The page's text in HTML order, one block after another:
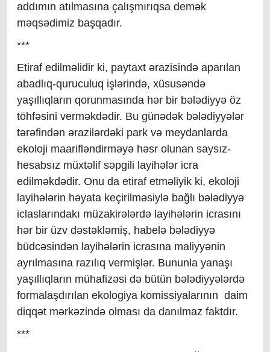
addımın atılmasına çalışmırıqsa demək
məqsədimiz başqadır.
***
Etiraf edilməlidir ki, paytaxt ərazisində aparılan
abadlıq-quruculuq işlərində, xüsusəndə
yaşıllıqların qorunmasında hər bir bələdiyyə öz
töhfəsini verməkdədir. Bu günədək bələdiyyələr
tərəfindən ərazilərdəki park və meydanlarda
ekoloji maarifləndirməyə həsr olunan saysız-
hesabsız müxtəlif səpgili layihələr icra
edilməkdədir. Onu da etiraf etməliyik ki, ekoloji
layihələrin həyata keçirilməsiylə bağlı bələdiyyə
iclaslarındakı müzakirələrdə layihələrin icrasını
hər bir üzv dəstəkləmiş, habelə bələdiyyə
büdcəsindən layihələrin icrasına maliyyənin
ayrılmasına razılıq vermişlər. Bununla yanaşı
yaşıllıqların mühafizəsi də bütün bələdiyyələrdə
formalaşdırılan ekologiya komissiyalarının daim
diqqət mərkəzində olması da danılmaz faktdır.
***